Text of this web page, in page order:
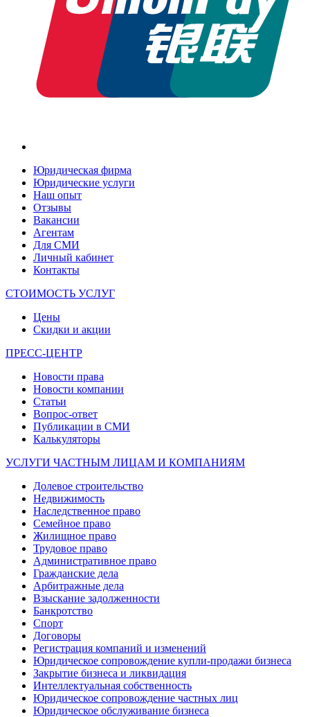
Юридическая фирма
Юридические услуги
Наш опыт
Отзывы
Вакансии
Агентам
Для СМИ
Личный кабинет
Контакты
СТОИМОСТЬ УСЛУГ
Цены
Скидки и акции
ПРЕСС-ЦЕНТР
Новости права
Новости компании
Статьи
Вопрос-ответ
Публикации в СМИ
Калькуляторы
УСЛУГИ ЧАСТНЫМ ЛИЦАМ И КОМПАНИЯМ
Долевое строительство
Недвижимость
Наследственное право
Семейное право
Жилищное право
Трудовое право
Административное право
Гражданские дела
Арбитражные дела
Взыскание задолженности
Банкротство
Спорт
Договоры
Регистрация компаний и изменений
Юридическое сопровождение купли-продажи бизнеса
Закрытие бизнеса и ликвидация
Интеллектуальная собственность
Юридическое сопровождение частных лиц
Юридическое обслуживание бизнеса